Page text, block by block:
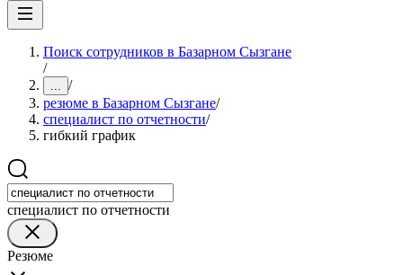
Поиск сотрудников в Базарном Сызгане
/
... /
резюме в Базарном Сызгане/
специалист по отчетности/
гибкий график
специалист по отчетности
Резюме